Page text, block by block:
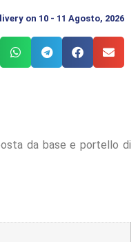
on 10 - 11 Agosto, 2026
da base e portello di